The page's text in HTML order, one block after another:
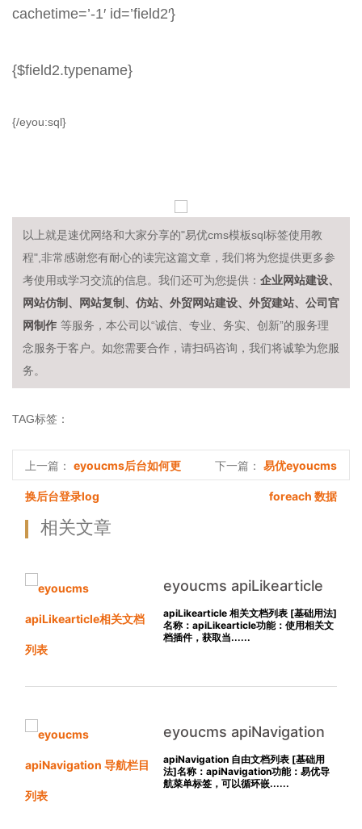
cachetime=’-1′ id=’field2′}
{$field2.typename}
{/eyou:sql}
以上就是速优网络和大家分享的"易优cms模板sql标签使用教
程",非常感谢您有耐心的读完这篇文章，我们将为您提供更多参
考使用或学习交流的信息。我们还可为您提供： 企业网站建设、
网站仿制、网站复制、仿站、外贸网站建设、外贸建站、公司官
网制作 等服务，本公司以“诚信、专业、务实、创新”的服务理
念服务于客户。如您需要合作，请扫码咨询，我们将诚挚为您服
务。
TAG标签：
上一篇： eyoucms后台如何更
换后台登录log
下一篇： 易优eyoucms
foreach 数据
相关文章
eyoucms apiLikearticle
相关文档列表
apiLikearticle 相关文档列表 [基础用法]
名称：apiLikearticle功能：使用相关文
档插件，获取当......
eyoucms apiNavigation
导航栏目列表
apiNavigation 自由文档列表 [基础用
法]名称：apiNavigation功能：易优导
航菜单标签，可以循环嵌......